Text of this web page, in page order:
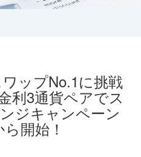
ワップNo.1に挑戦
利3通貨ペアでス
ジキャンペーン
開始！